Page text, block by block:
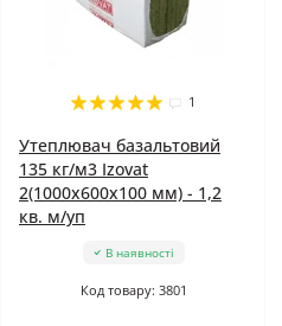
1
Утеплювач базальтовий
135 кг/м3 Izovat
2(1000x600x100 мм) - 1,2
кв. м/уп
В наявності
Код товару: 3801